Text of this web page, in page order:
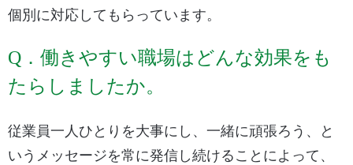
個別に対応してもらっています。
Q．働きやすい職場はどんな効果をも
たらしましたか。
従業員一人ひとりを大事にし、一緒に頑張ろう、と
いうメッセージを常に発信し続けることによって、